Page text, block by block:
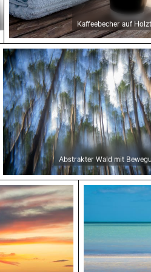
Kaffeebecher auf
Abstrakter Wald mit
Abstrakter Wald mit
mit Strohdachunterstand
Ruhiger